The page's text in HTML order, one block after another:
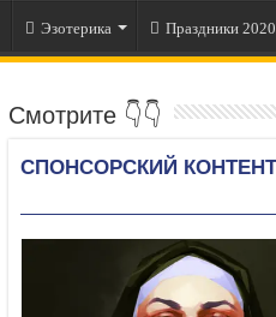
Эзотерика Праздники 2020
Смотрите 👇👇